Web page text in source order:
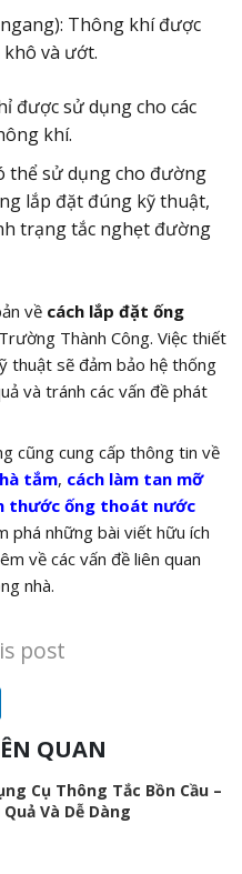
Thông khí được
và ướt.
được sử dụng cho các
khí.
thể sử dụng cho đường
lắp đặt đúng kỹ thuật,
trạng tắc nghẹt đường
về cách lắp đặt ống
Thành Công. Việc thiết
thuật sẽ đảm bảo hệ thống
và tránh các vấn đề phát
cũng cung cấp thông tin về
tắm, cách làm tan mỡ
thước ống thoát nước
phá những bài viết hữu ích
về các vấn đề liên quan
nhà.
post
QUAN
Cụ Thông Tắc Bồn Cầu –
Và Dễ Dàng